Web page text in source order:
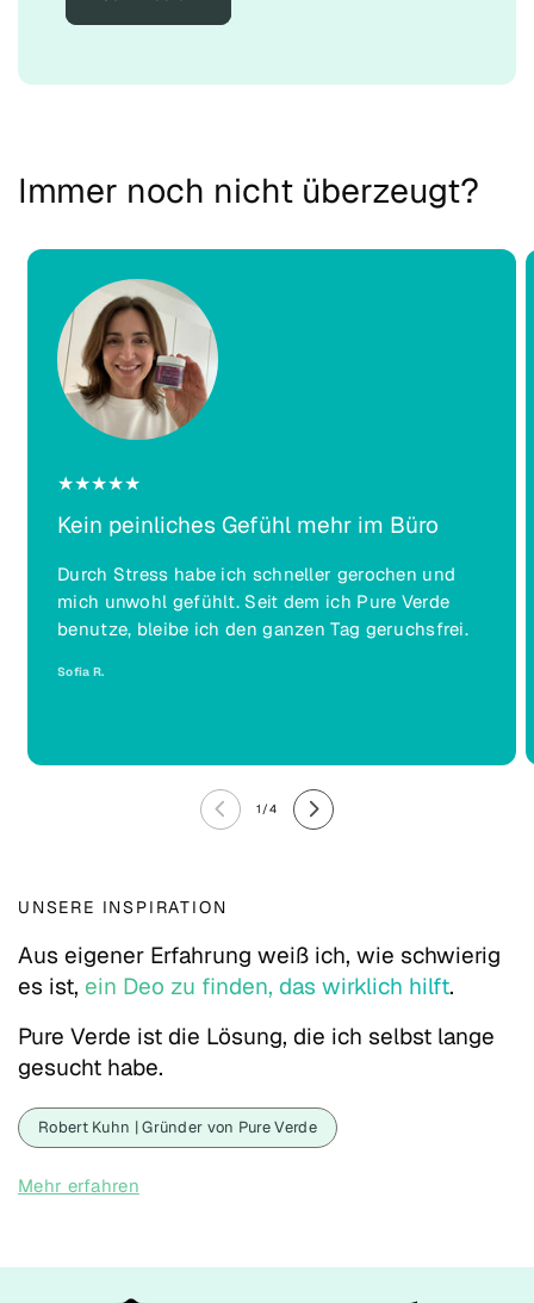
Immer noch nicht überzeugt?
★★★★★
Kein peinliches Gefühl mehr im Büro
Durch Stress habe ich schneller gerochen und
mich unwohl gefühlt. Seit dem ich Pure Verde
benutze, bleibe ich den ganzen Tag geruchsfrei.
Sofia R.
1 /von
4
UNSERE INSPIRATION
Aus eigener Erfahrung weiß ich, wie schwierig
es ist, ein Deo zu finden, das wirklich hilft.
Pure Verde ist die Lösung, die ich selbst lange
gesucht habe.
Robert Kuhn | Gründer von Pure Verde
Mehr erfahren